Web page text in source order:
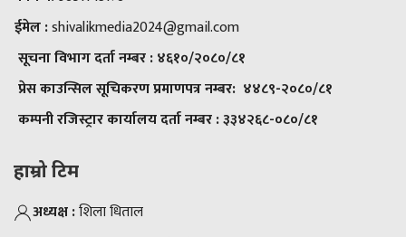
ईमेल :shivalikmedia2024@gmail.com
सूचना विभाग दर्ता नम्बर :४६१०/२०८०/८१
प्रेस काउन्सिल सूचिकरण प्रमाणपत्र नम्बर: ४४८९-२०८०/८१
कम्पनी रजिस्ट्रार कार्यालय दर्ता नम्बर :३३४२६८-०८०/८१
हाम्रो टिम
अध्यक्ष :शिला धिताल